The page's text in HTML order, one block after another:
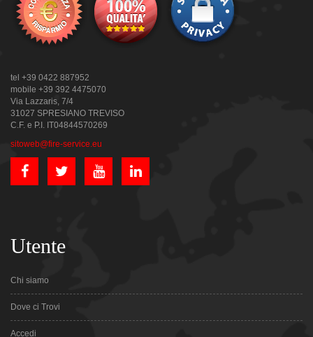
tel +39 0422 887952
mobile +39 392 4475070
Via Lazzaris, 7/4
31027 SPRESIANO TREVISO
C.F. e P.I. IT04844570269
sitoweb@fire-service.eu
Utente
Chi siamo
Dove ci Trovi
Accedi